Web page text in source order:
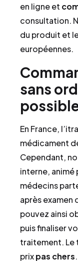
en ligne et
consultation.
du produit et
européennes.
sans
En France,
médicament
Cependant,
interne, animé
médecins
après examen
pouvez ainsi
puis finaliser
traitement. Le
prixpas chers.